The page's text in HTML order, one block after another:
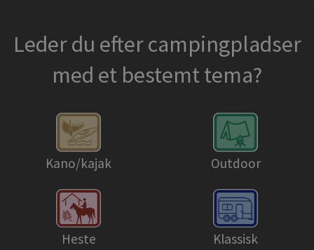
Leder du efter campingpladser
med et bestemt tema?
Kano/kajak Outdoor
Heste Klassisk